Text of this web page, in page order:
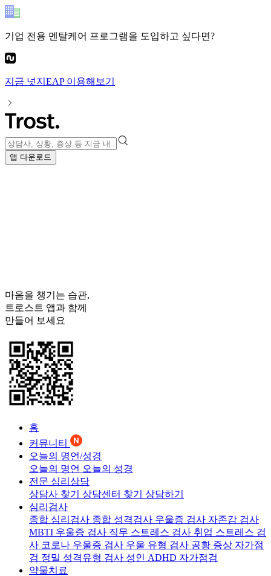
기업 전용 멘탈케어 프로그램을 도입하고 싶다면?
지금 넛지EAP이용해보기
앱 다운로드
마음을 챙기는 습관,
트로스트 앱과 함께
만들어 보세요
홈
커뮤니티
오늘의 명언/성경
오늘의 명언 오늘의 성경
전문 심리상담
상담사 찾기 상담센터 찾기 상담하기
심리검사
종합 심리검사 종합 성격검사 우울증 검사 자존감 검사
MBTI 우울증 검사 직무 스트레스 검사 취업 스트레스 검
사 코로나 우울증 검사 우울 유형 검사 공황 증상 자가점
검 정밀 성격유형 검사 성인 ADHD 자가점검
약물치료